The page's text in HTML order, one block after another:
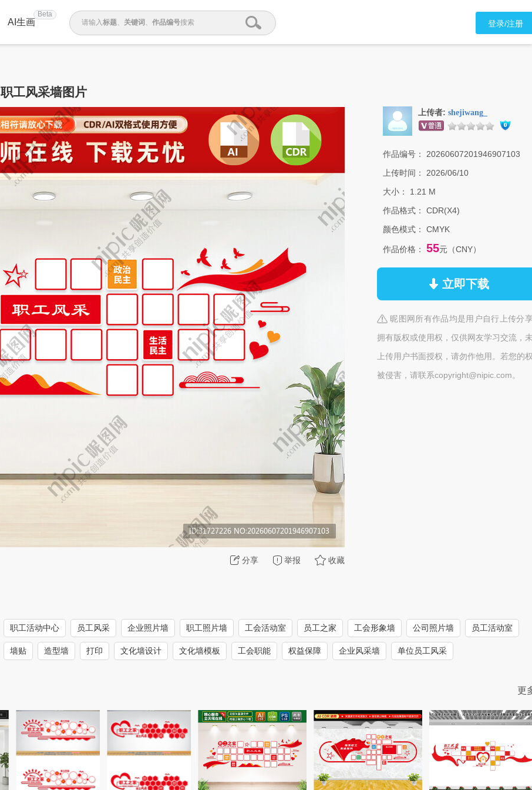
AI生画
Beta
请输入标题、 关键词 、 作品编号搜索 登录/注册
职工风采墙图片
分享 举报 收藏
上传者: shejiwang_
作品编号：
20260607201946907103
上传时间：
2026/06/10
大小：
1.21 M
作品格式：
CDR(X4)
颜色模式：
CMYK
作品价格： 55元（CNY）
立即下载
昵图网所有作品均是用户自行上传分
拥有版权或使用权，仅供网友学习交流，
上传用户书面授权，请勿作他用。若您的
被侵害，请联系copyright@nipic.com。
职工活动中心 员工风采 企业照片墙 职工照片墙 工会活动室 员工之家 工会形象墙 公司照片墙 员工活动室
墙贴 造型墙 打印 文化墙设计 文化墙模板 工会职能 权益保障 企业风采墙 单位员工风采
更